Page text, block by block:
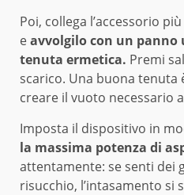
Poi, collega l’accessorio
eavvolgilo con un panno
tenuta ermetica. Premi
scarico. Una buona tenuta
creare il vuoto necessario
Imposta il dispositivo in
la massima potenza di
attentamente: se senti dei
risucchio, l’intasamento si